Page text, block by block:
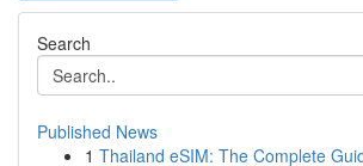
Search
Published News
1 Thailand eSIM: The Complete